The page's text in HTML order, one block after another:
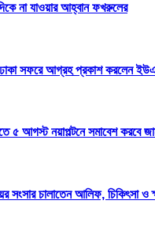
না যাওয়ার আহ্বান ফখরুলের
ঢাকা সফরে আগ্রহ প্রকাশ করলেন
৫ আগস্ট নয়াপল্টনে সমাবেশ করবে
সংসার চালাতেন আলিফ, চিকিৎসা ও